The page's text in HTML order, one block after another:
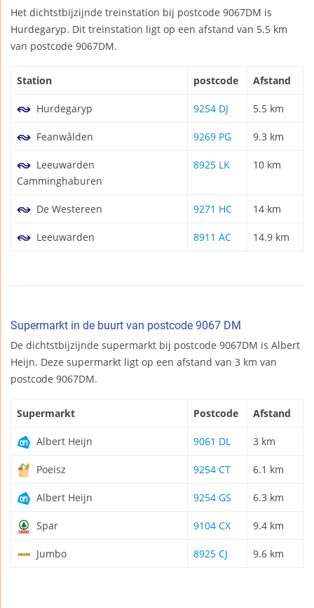
Het dichtstbijzijnde treinstation bij postcode 9067DM is
Hurdegaryp. Dit treinstation ligt op een afstand van 5.5 km
van postcode 9067DM.
Station postcode Afstand
Hurdegaryp 9254 DJ 5.5 km
Feanwâlden 9269 PG 9.3 km
Leeuwarden
Camminghaburen
8925 LK 10 km
De Westereen 9271 HC 14 km
Leeuwarden 8911 AC 14.9 km
Supermarkt in de buurt van postcode 9067 DM
De dichtstbijzijnde supermarkt bij postcode 9067DM is Albert
Heijn. Deze supermarkt ligt op een afstand van 3 km van
postcode 9067DM.
Supermarkt Postcode Afstand
Albert Heijn 9061 DL 3 km
Poeisz 9254 CT 6.1 km
Albert Heijn 9254 GS 6.3 km
Spar 9104 CX 9.4 km
Jumbo 8925 CJ 9.6 km